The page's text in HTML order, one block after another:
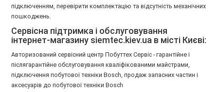
підключенням, перевірити комплектацію та відсутність механічних
пошкоджень.
Сервісна підтримка і обслуговування
інтернет-магазину siemtec.kiev.ua в місті Києві:
Авторизований сервісний центр Побуттех Сервіс - гарантійне і
післягарантійне обслуговування кваліфікованими майстрами,
підключення побутової техніки Bosch, продаж запасних частин і
аксесуарів до побутової техніки Bosch